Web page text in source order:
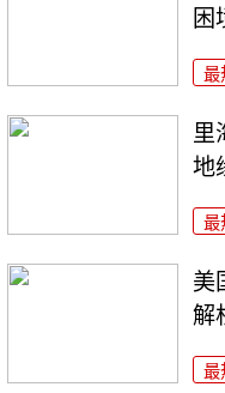
困
最
里
地
最
美
解
最